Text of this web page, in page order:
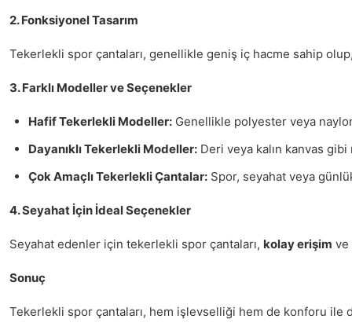
2. Fonksiyonel Tasarım
Tekerlekli spor çantaları, genellikle geniş iç hacme sahip
3. Farklı Modeller ve Seçenekler
Hafif Tekerlekli Modeller: Genellikle polyester veya
Dayanıklı Tekerlekli Modeller: Deri veya kalın kanvas
Çok Amaçlı Tekerlekli Çantalar: Spor, seyahat veya
4. Seyahat İçin İdeal Seçenekler
Seyahat edenler için tekerlekli spor çantaları, kolay erişim ve
Sonuç
Tekerlekli spor çantaları, hem işlevselliği hem de konforu ile